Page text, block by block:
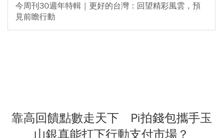
今周刊30週年特輯｜更好的台灣：回望精彩風雲，預
見前瞻行動
靠高回饋點數走天下 Pi拍錢包攜手玉
山銀真能打下行動支付市場？